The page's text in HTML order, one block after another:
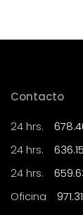
Contacto
24 hrs.
24 hrs.
24 hrs.
Oficina